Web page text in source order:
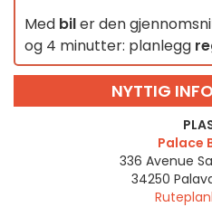
Med biler den
og 4 minutter: planlegg
NYTTIG
Palace
336 Avenue
34250